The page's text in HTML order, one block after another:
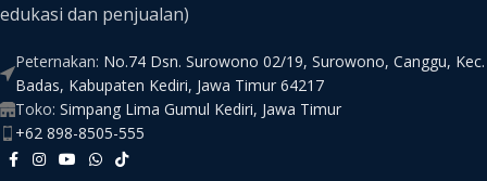
edukasi dan penjualan)
Peternakan: No.74 Dsn. Surowono 02/19, Surowono, Canggu, Kec.
Badas, Kabupaten Kediri, Jawa Timur 64217
Toko: Simpang Lima Gumul Kediri, Jawa Timur
+62 898-8505-555